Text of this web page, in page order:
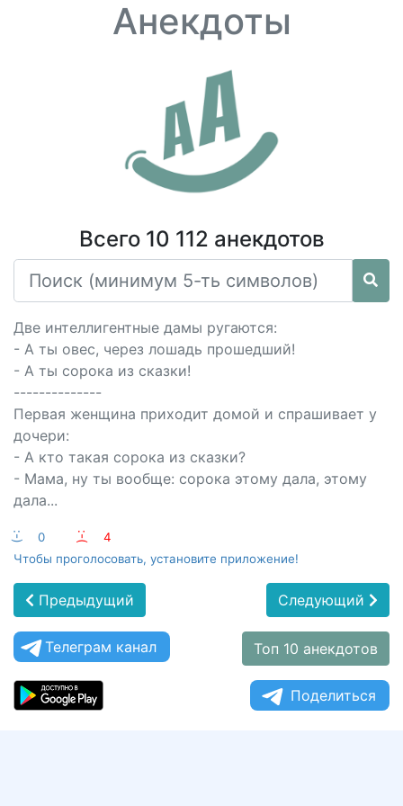
Анекдоты
Всего 10 112 анекдотов
Две интеллигентные дамы ругаются:
- А ты овес, через лошадь прошедший!
- А ты сорока из сказки!
--------------
Первая женщина приходит домой и спрашивает у
дочери:
- А кто такая сорока из сказки?
- Мама, ну ты вообще: сорока этому дала, этому
дала...
:-) 0 :-(
4
Чтобы проголосовать, установите приложение!
Предыдущий Следующий
Телеграм канал Топ 10 анекдотов
Поделиться